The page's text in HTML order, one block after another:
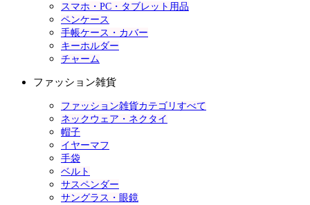
スマホ・PC・タブレット用品
ペンケース
手帳ケース・カバー
キーホルダー
チャーム
ファッション雑貨
ファッション雑貨カテゴリすべて
ネックウェア・ネクタイ
帽子
イヤーマフ
手袋
ベルト
サスペンダー
サングラス・眼鏡